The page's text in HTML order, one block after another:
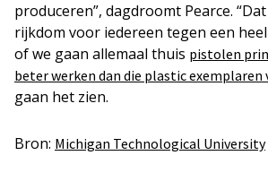
produceren”, dagdroomt Pearce.
rijkdom voor iedereen tegen een
of we gaan allemaal thuis pistolen
beter werken dan die plastic
gaan het zien.
Bron: Michigan Technological University